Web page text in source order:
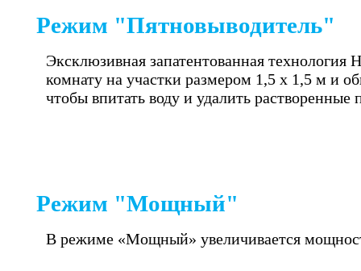
Режим "Пятновыводитель"
Эксклюзивная запатентованная
комнату на участки размером 1,5 х 1,5 м и
чтобы впитать воду и удалить растворенные
Режим "Мощный"
В режиме «Мощный» увеличивается